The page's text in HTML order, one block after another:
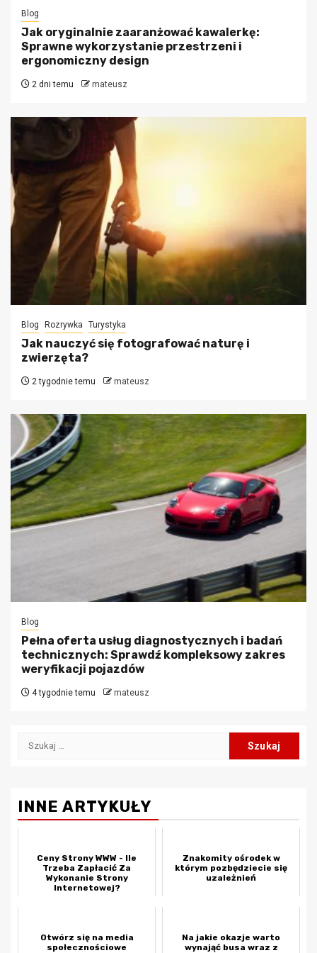
Blog
Jak oryginalnie zaaranżować kawalerkę:
Sprawne wykorzystanie przestrzeni i
ergonomiczny design
2 dni temu mateusz
Blog Rozrywka Turystyka
Jak nauczyć się fotografować naturę i
zwierzęta?
2 tygodnie temu mateusz
Blog
Pełna oferta usług diagnostycznych i badań
technicznych: Sprawdź kompleksowy zakres
weryfikacji pojazdów
4 tygodnie temu mateusz
Szukaj:
INNE ARTYKUŁY
Ceny Strony WWW - Ile
Trzeba Zapłacić Za
Wykonanie Strony
Internetowej?
Znakomity ośrodek w
którym pozbędziecie się
uzależnień
Otwórz się na media
społecznościowe
Na jakie okazje warto
wynająć busa wraz z